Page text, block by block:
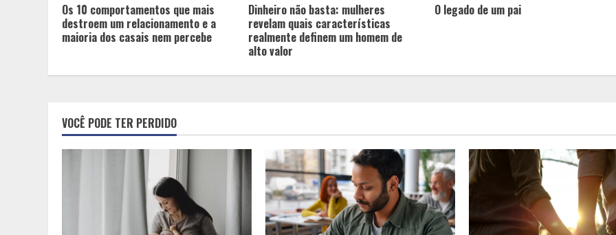
Os 10 comportamentos que mais
destroem um relacionamento e a
maioria dos casais nem percebe
Dinheiro não basta: mulheres
revelam quais características
realmente definem um homem de
alto valor
O legado de um pai
VOCÊ PODE TER PERDIDO